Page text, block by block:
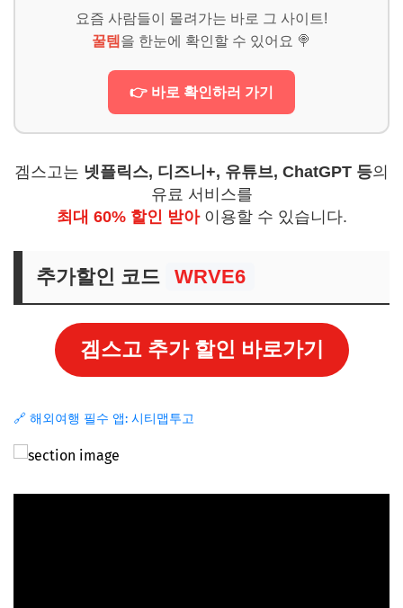
요즘 사람들이 몰려가는 바로 그 사이트!
꿀템 을 한눈에 확인할 수 있어요 🍭
👉 바로 확인하러 가기
겜스고는 넷플릭스, 디즈니+, 유튜브, ChatGPT 등의
유료 서비스를
최대 60% 할인 받아이용할 수 있습니다.
추가할인 코드 WRVE6
겜스고 추가 할인 바로가기
🔗 해외여행 필수 앱: 시티맵투고